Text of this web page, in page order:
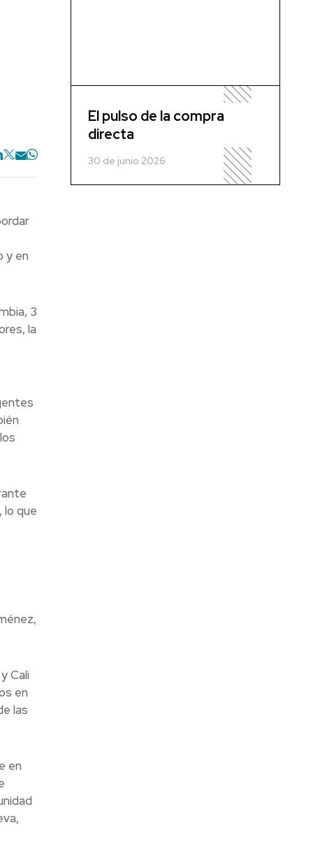
y en
3
la
lo que
Cali
en
las
en
El pulso de la compra
directa
30 de junio 2026